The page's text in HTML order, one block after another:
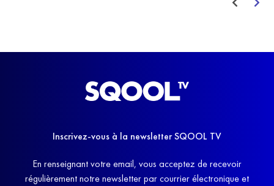
Inscrivez-vous à la newsletter SQOOL TV
En renseignant votre email, vous acceptez de recevoir
régulièrement notre newsletter par courrier électronique et